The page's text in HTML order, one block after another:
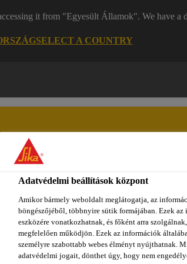
it from "Egyesült Államok". We have a
SELECT A COUNTRY
Pályalemez szigetelés Sikalastic®-
Adatvédelmi beállítások központ
Amikor bármely weboldalt meglátogatja, az
böngészőjéből, többnyire sütik formájában. Ezek
eszközére vonatkozhatnak, és főként arra
megfelelően működjön. Ezek az információk
személyre szabottabb webes élményt nyújthatnak.
adatvédelmi jogait, dönthet úgy, hogy nem